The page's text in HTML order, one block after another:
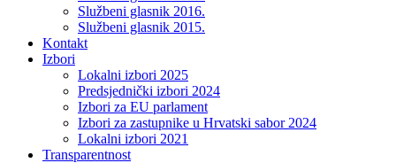
Službeni glasnik 2016.
Službeni glasnik 2015.
Kontakt
Izbori
Lokalni izbori 2025
Predsjednički izbori 2024
Izbori za EU parlament
Izbori za zastupnike u Hrvatski sabor 2024
Lokalni izbori 2021
Transparentnost